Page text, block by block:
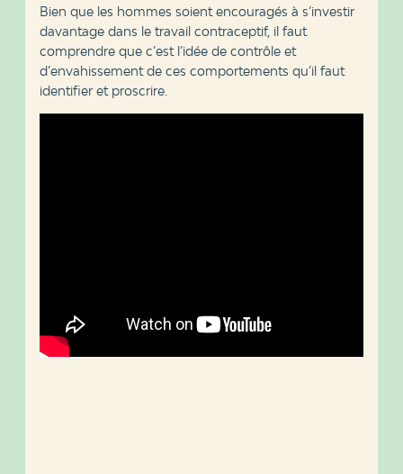
Bien que les hommes soient encouragés à s’investir
davantage dans le travail contraceptif, il faut
comprendre que c’est l’idée de contrôle et
d’envahissement de ces comportements qu’il faut
identifier et proscrire.